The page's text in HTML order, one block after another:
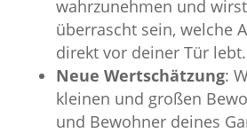
wahrzunehmen und
überrascht sein, welche
direkt vor deiner Tür lebt.
Neue Wertschätzung:
kleinen und großen
und Bewohner deines